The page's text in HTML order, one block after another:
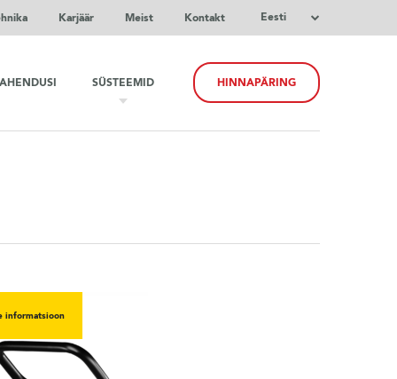
Karjäär Meist Kontakt Eesti
SÜSTEEMID HINNAPÄRING
informatsioon